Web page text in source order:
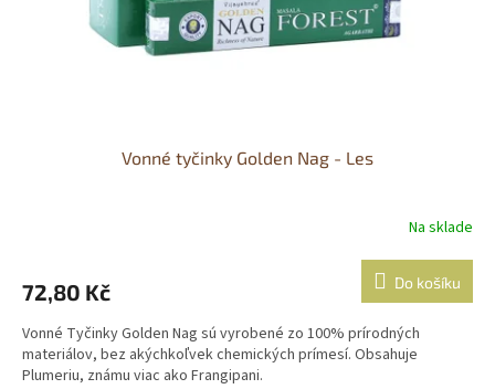
Vonné tyčinky Golden Nag - Les
Na sklade
72,80 Kč Do košíku
Vonné Tyčinky Golden Nag sú vyrobené zo 100% prírodných
materiálov, bez akýchkoľvek chemických prímesí. Obsahuje
Plumeriu, známu viac ako Frangipani.